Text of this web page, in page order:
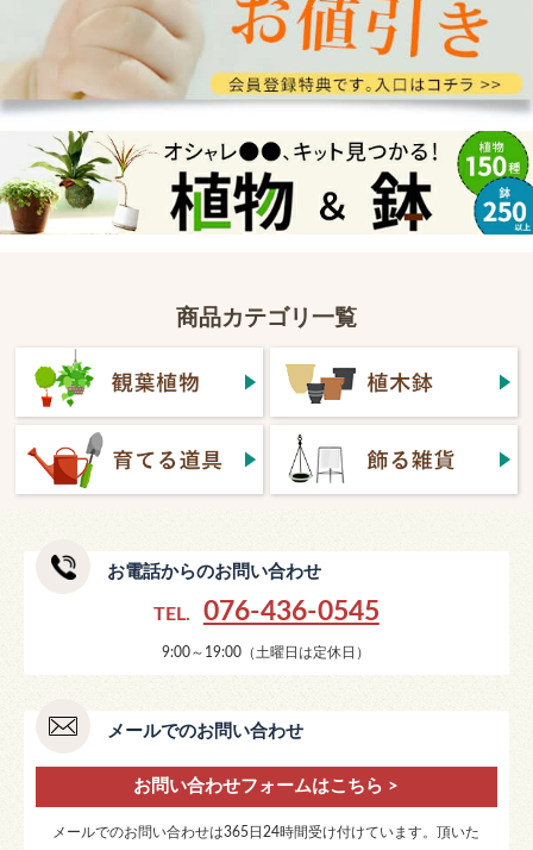
商品カテゴリ一覧
お電話からのお問い合わせ
TEL. 076-436-0545
9:00～19:00（土曜日は定休日）
メールでのお問い合わせ
お問い合わせフォームはこちら >
メールでのお問い合わせは365日24時間受け付けています。頂いた